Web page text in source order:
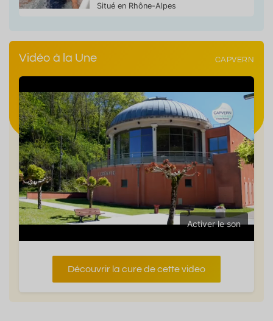
Situé en Rhône-Alpes
Vidéo à la Une CAPVERN
Activer le son
Découvrir la cure de cette video